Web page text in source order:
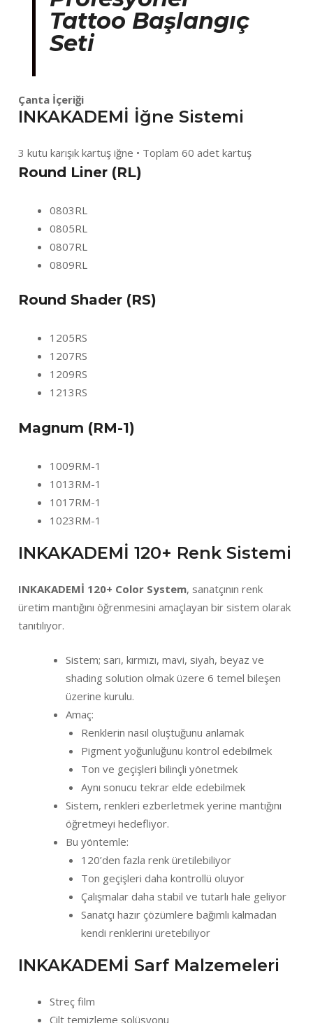
Tattoo Başlangıç
Seti
Çanta İçeriği
INKAKADEMİ İğne Sistemi
3 kutu karışık kartuş iğne • Toplam 60 adet kartuş
Round Liner (RL)
0803RL
0805RL
0807RL
0809RL
Round Shader (RS)
1205RS
1207RS
1209RS
1213RS
Magnum (RM-1)
1009RM-1
1013RM-1
1017RM-1
1023RM-1
INKAKADEMİ 120+ Renk Sistemi
INKAKADEMİ 120+ Color System, sanatçının renk
üretim mantığını öğrenmesini amaçlayan bir sistem olarak
tanıtılıyor.
Sistem; sarı, kırmızı, mavi, siyah, beyaz ve
shading solution olmak üzere 6 temel bileşen
üzerine kurulu.
Amaç:
Renklerin nasıl oluştuğunu anlamak
Pigment yoğunluğunu kontrol edebilmek
Ton ve geçişleri bilinçli yönetmek
Aynı sonucu tekrar elde edebilmek
Sistem, renkleri ezberletmek yerine mantığını
öğretmeyi hedefliyor.
Bu yöntemle:
120’den fazla renk üretilebiliyor
Ton geçişleri daha kontrollü oluyor
Çalışmalar daha stabil ve tutarlı hale geliyor
Sanatçı hazır çözümlere bağımlı kalmadan
kendi renklerini üretebiliyor
INKAKADEMİ Sarf Malzemeleri
Streç film
Cilt temizleme solüsyonu